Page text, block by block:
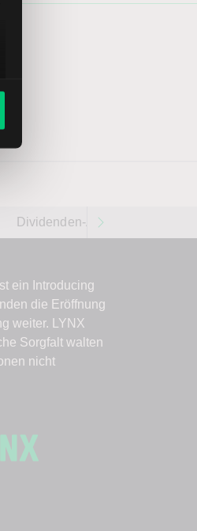
Dividenden-Aktien weltweit